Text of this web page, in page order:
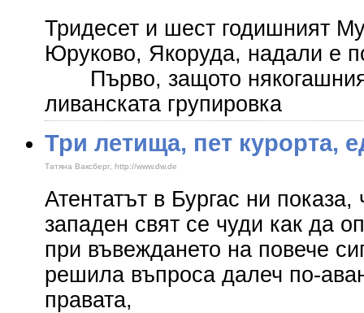
Тридесет и шест годишният
Юруково, Якоруда, надали е
Първо, защото
ливанската групировка
Три летища, пет курорта,
Татяна Ваксберг, http://www.dw.de
Атентатът в Бургас ни показа,
западен свят се чуди как да
при въвеждането на повече
решила въпроса далеч по-
правата,